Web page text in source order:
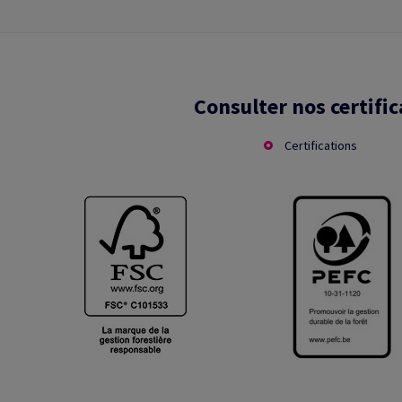
Consulter nos
Certifications